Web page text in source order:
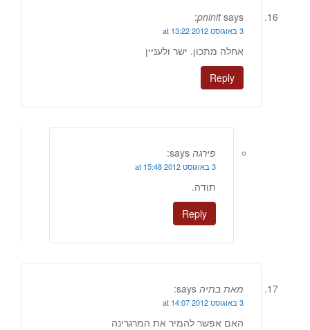
pninit says:
3 באוגוסט 2012 at 13:22
אחלה מתכון. ישר ולעניין
Reply
פירגה says:
3 באוגוסט 2012 at 15:48
תודה.
Reply
מאת בתיה says:
3 באוגוסט 2012 at 14:07
האם אפשר להמיר את המרגרינה